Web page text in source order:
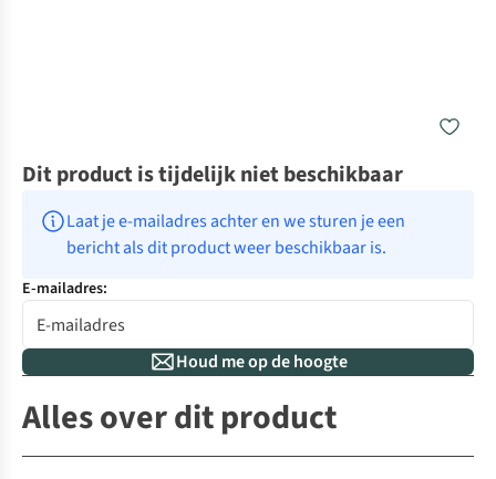
Dit product is tijdelijk niet beschikbaar
Laat je e-mailadres achter en we sturen je een
bericht als dit product weer beschikbaar is.
E-mailadres:
Houd me op de hoogte
Alles over dit product